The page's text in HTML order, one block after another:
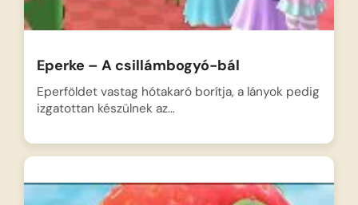
Eperke – A csillámbogyó-bál
Eperföldet vastag hótakaró borítja, a lányok pedig
izgatottan készülnek az…